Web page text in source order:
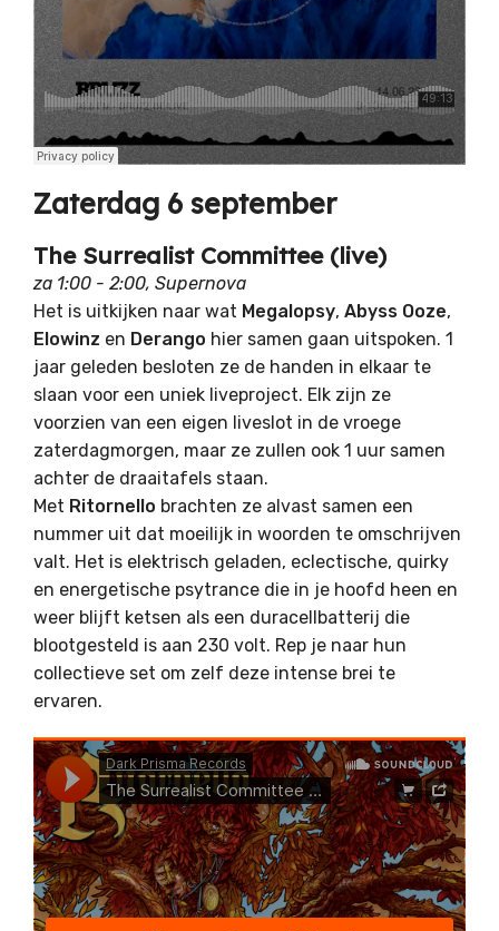
Zaterdag 6 september
The Surrealist Committee (live)
za 1:00 - 2:00, Supernova
Het is uitkijken naar wat Megalopsy, Abyss Ooze,
Elowinz en Derango hier samen gaan uitspoken. 1
jaar geleden besloten ze de handen in elkaar te
slaan voor een uniek liveproject. Elk zijn ze
voorzien van een eigen liveslot in de vroege
zaterdagmorgen, maar ze zullen ook 1 uur samen
achter de draaitafels staan.
Met Ritornello brachten ze alvast samen een
nummer uit dat moeilijk in woorden te omschrijven
valt. Het is elektrisch geladen, eclectische, quirky
en energetische psytrance die in je hoofd heen en
weer blijft ketsen als een duracellbatterij die
blootgesteld is aan 230 volt. Rep je naar hun
collectieve set om zelf deze intense brei te
ervaren.